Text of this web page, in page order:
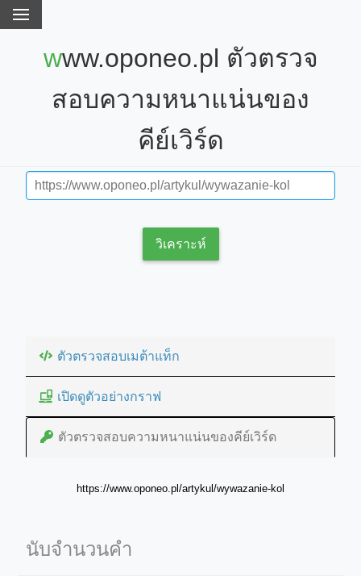
www.oponeo.pl ตัวตรวจ
สอบความหนาแน่นของ
คีย์เวิร์ด
วิเคราะห์
ตัวตรวจสอบเมต้าแท็ก
เปิดดูตัวอย่างกราฟ
ตัวตรวจสอบความหนาแน่นของคีย์เวิร์ด
https://www.oponeo.pl/artykul/wywazanie-kol
นับจำนวนคำ